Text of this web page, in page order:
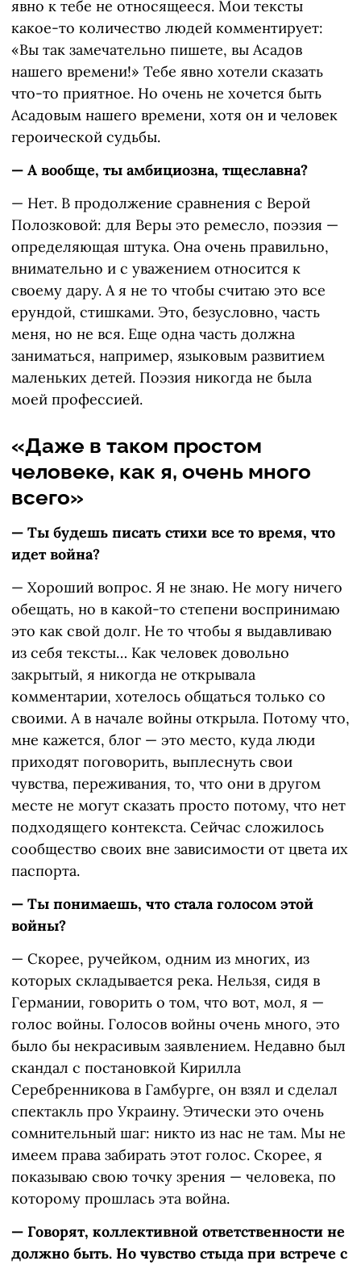
явно к тебе не относящееся. Мои тексты
какое-то количество людей комментирует:
«Вы так замечательно пишете, вы Асадов
нашего времени!» Тебе явно хотели сказать
что-то приятное. Но очень не хочется быть
Асадовым нашего времени, хотя он и человек
героической судьбы.
— А вообще, ты амбициозна, тщеславна?
— Нет. В продолжение сравнения с Верой
Полозковой: для Веры это ремесло, поэзия —
определяющая штука. Она очень правильно,
внимательно и с уважением относится к
своему дару. А я не то чтобы считаю это все
ерундой, стишками. Это, безусловно, часть
меня, но не вся. Еще одна часть должна
заниматься, например, языковым развитием
маленьких детей. Поэзия никогда не была
моей профессией.
«Даже в таком простом
человеке, как я, очень много
всего»
— Ты будешь писать стихи все то время, что
идет война?
— Хороший вопрос. Я не знаю. Не могу ничего
обещать, но в какой-то степени воспринимаю
это как свой долг. Не то чтобы я выдавливаю
из себя тексты… Как человек довольно
закрытый, я никогда не открывала
комментарии, хотелось общаться только со
своими. А в начале войны открыла. Потому что,
мне кажется, блог — это место, куда люди
приходят поговорить, выплеснуть свои
чувства, переживания, то, что они в другом
месте не могут сказать просто потому, что нет
подходящего контекста. Сейчас сложилось
сообщество своих вне зависимости от цвета их
паспорта.
— Ты понимаешь, что стала голосом этой
войны?
— Скорее, ручейком, одним из многих, из
которых складывается река. Нельзя, сидя в
Германии, говорить о том, что вот, мол, я —
голос войны. Голосов войны очень много, это
было бы некрасивым заявлением. Недавно был
скандал с постановкой Кирилла
Серебренникова в Гамбурге, он взял и сделал
спектакль про Украину. Этически это очень
сомнительный шаг: никто из нас не там. Мы не
имеем права забирать этот голос. Скорее, я
показываю свою точку зрения — человека, по
которому прошлась эта война.
— Говорят, коллективной ответственности не
должно быть. Но чувство стыда при встрече с